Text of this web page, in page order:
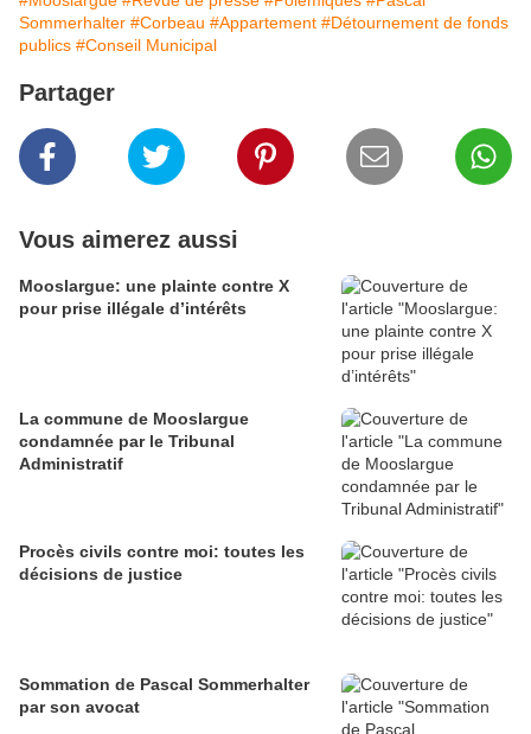
Sommerhalter #Corbeau #Appartement #Détournement de fonds
publics #Conseil Municipal
Partager
Vous aimerez aussi
Mooslargue: une plainte contre X
pour prise illégale d’intérêts
La commune de Mooslargue
condamnée par le Tribunal
Administratif
Procès civils contre moi: toutes les
décisions de justice
Sommation de Pascal Sommerhalter
par son avocat